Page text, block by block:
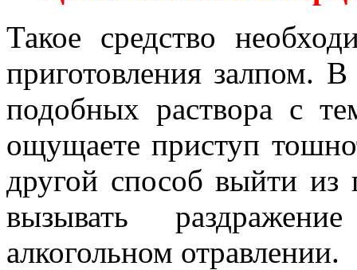
Такое средство
приготовления залпом.
подобных раствора с
ощущаете приступ
другой способ выйти из
вызывать
алкогольном отравлении.